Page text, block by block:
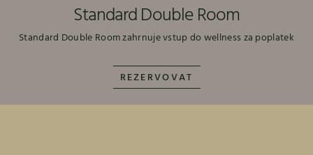
Standard Double Room
Standard Double Room zahrnuje vstup do wellness za poplatek
REZERVOVAT